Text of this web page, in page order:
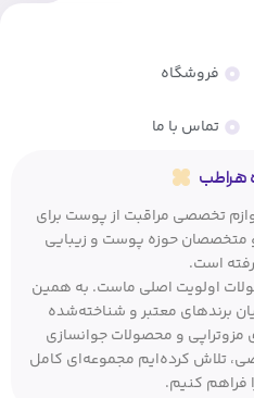
فروشگاه
تماس با ما
هراطب
تخصصی مراقبت از پوست برای
متخصصان حوزه پوست و زیبایی
است.
اولویت اصلی ماست. به همین
برندهای معتبر و شناخته‌شده
و محصولات جوانسازی
تلاش کرده‌ایم مجموعه‌ای کامل
فراهم کنیم.